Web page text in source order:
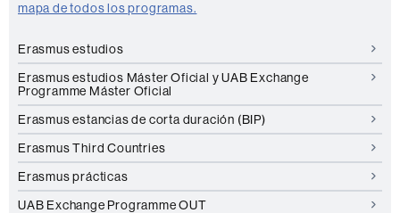
mapa de todos los programas.
Erasmus estudios
Erasmus estudios Máster Oficial y UAB Exchange
Programme Máster Oficial
Erasmus estancias de corta duración (BIP)
Erasmus Third Countries
Erasmus prácticas
UAB Exchange Programme OUT